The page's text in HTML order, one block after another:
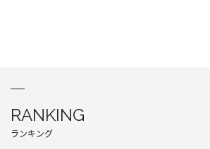
RANKING
ランキング